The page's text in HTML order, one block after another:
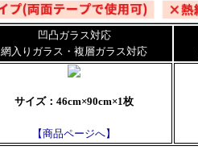
凹凸ガラス対応
網入りガラス・複層ガラス対応
サイズ：46cm×90cm×1枚
【商品ページへ】